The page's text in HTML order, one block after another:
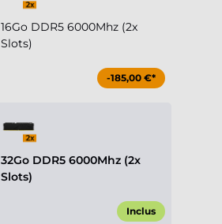
16Go DDR5 6000Mhz (2x
Slots)
-185,00 €*
32Go DDR5 6000Mhz (2x
Slots)
Inclus